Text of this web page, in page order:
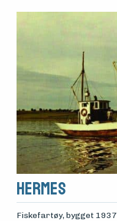
Hermes
Fiskefartøy, bygget 1937